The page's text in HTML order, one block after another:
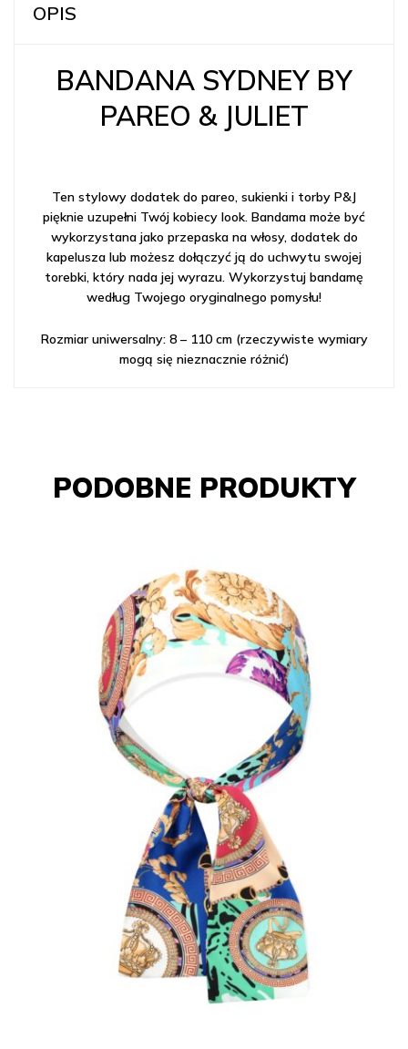
OPIS
BANDANA SYDNEY BY
PAREO & JULIET
Ten stylowy dodatek do pareo, sukienki i torby P&J
pięknie uzupełni Twój kobiecy look. Bandama może być
wykorzystana jako przepaska na włosy, dodatek do
kapelusza lub możesz dołączyć ją do uchwytu swojej
torebki, który nada jej wyrazu. Wykorzystuj bandamę
według Twojego oryginalnego pomysłu!
Rozmiar uniwersalny: 8 – 110 cm (rzeczywiste wymiary
mogą się nieznacznie różnić)
PODOBNE PRODUKTY